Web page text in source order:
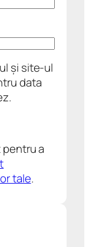
și site-ul
data
a
tale.